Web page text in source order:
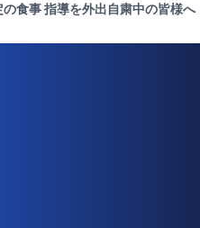
の食事 指導を外出自粛中の皆様へ